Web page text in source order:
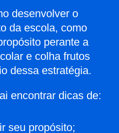
desenvolver o
da escola, como
perante a
e colha frutos
dessa estratégia.
encontrar dicas de:
seu propósito;